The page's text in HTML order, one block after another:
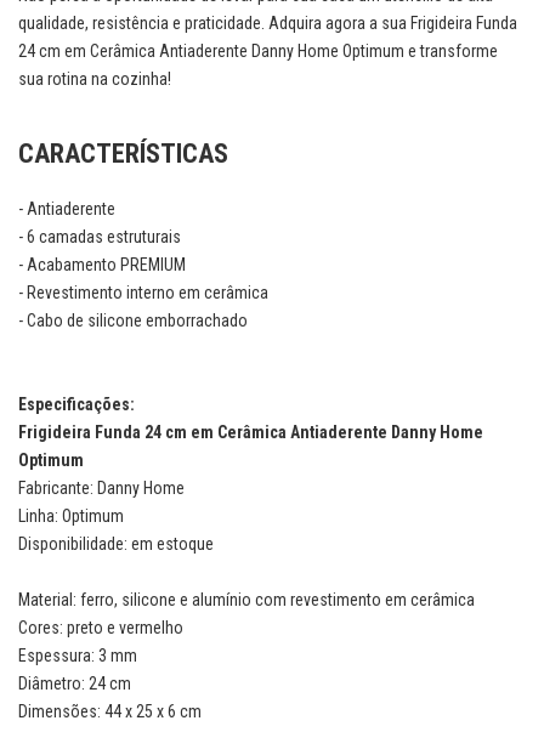
qualidade, resistência e praticidade. Adquira agora a sua Frigideira Funda
24 cm em Cerâmica Antiaderente Danny Home Optimum e transforme
sua rotina na cozinha!
CARACTERÍSTICAS
- Antiaderente
- 6 camadas estruturais
- Acabamento PREMIUM
- Revestimento interno em cerâmica
- Cabo de silicone emborrachado
Especificações:
Frigideira Funda 24 cm em Cerâmica Antiaderente Danny Home
Optimum
Fabricante: Danny Home
Linha: Optimum
Disponibilidade: em estoque
Material: ferro, silicone e alumínio com revestimento em cerâmica
Cores: preto e vermelho
Espessura: 3 mm
Diâmetro: 24 cm
Dimensões: 44 x 25 x 6 cm